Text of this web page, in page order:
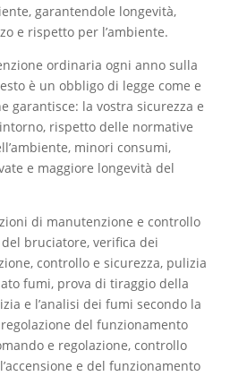
garantendole longevità,
e rispetto per l’ambiente.
ordinaria ogni anno sulla
è un obbligo di legge come e
garantisce: la vostra sicurezza e
rispetto delle normative
minori consumi,
e maggiore longevità del
di manutenzione e controllo
bruciatore, verifica dei
controllo e sicurezza, pulizia
fumi, prova di tiraggio della
e l’analisi dei fumi secondo la
del funzionamento
e regolazione, controllo
e del funzionamento